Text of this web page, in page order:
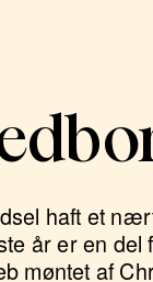
haft et
år er en
møntet af